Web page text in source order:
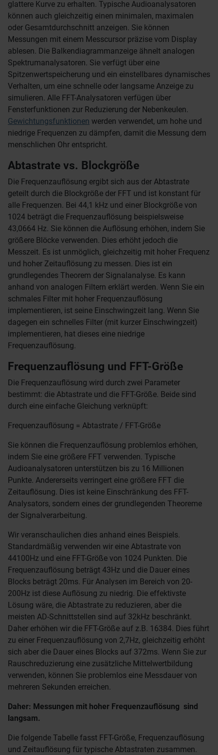
glattere Kurve zu erhalten. Typische Audioanalysatoren
können auch gleichzeitig einen minimalen, maximalen
oder Gesamtdurchschnitt anzeigen. Sie können
Messungen mit einem Messcursor präzise vom Display
ablesen. Die Balkendiagrammanzeige ähnelt analogen
Spektrumanalysatoren. Sie verfügt über eine
Spitzenwertspeicherung und ein einstellbares dynamisches
Verhalten, um eine schnelle oder langsame Anzeige zu
simulieren. Alle FFT-Analysatoren verfügen über
Fensterfunktionen zur Reduzierung der Nebenkeulen.
Gewichtungsfunktionen werden verwendet, um hohe und
niedrige Frequenzen zu dämpfen, damit die Messung dem
menschlichen Ohr entspricht.
Abtastrate vs. Blockgröße
Die Frequenzauflösung ergibt sich aus der Abtastrate
geteilt durch die Blockgröße der FFT und ist konstant für
alle Frequenzen. Bei 44,1 kHz und einer Blockgröße von
1024 beträgt die Frequenzauflösung beispielsweise
43,0664 Hz. Sie können die Auflösung erhöhen, indem Sie
größere Blöcke verwenden. Dies erhöht jedoch die
Messzeit. Es ist unmöglich, gleichzeitig mit hoher Frequenz
und hoher Zeitauflösung zu messen. Dies ist ein
grundlegendes Theorem der Signalanalyse. Es kann
anhand von analogen Filtern erklärt werden. Wenn Sie ein
schmales Filter mit hoher Frequenzauflösung
implementieren, ist seine Einschwingzeit lang. Wenn Sie
dagegen ein schnelles Filter (mit kurzer Einschwingzeit)
implementieren, hat dieses eine niedrige
Frequenzauflösung.
Frequenzauflösung und FFT-Größe
Die Frequenzauflösung wird durch zwei Parameter
bestimmt: die Abtastrate und die FFT-Größe. Beide sind
durch eine einfache Gleichung verknüpft:
Frequenzauflösung = Abtastrate / FFT-Größe
Sie können die Frequenzauflösung problemlos erhöhen,
indem Sie eine größere FFT verwenden. Typische
Audioanalysatoren unterstützen bis zu 16 Millionen
Punkte. Andererseits verringert eine größere FFT die
Zeitauflösung. Dies ist keine Einschränkung des FFT-
Analysators, sondern eines der grundlegenden Theoreme
der Signalverarbeitung.
Wir veranschaulichen dies anhand eines Beispiels.
Standardmäßig verwenden wir eine Abtastrate von
44100Hz und eine FFT-Größe von 1024 Punkten. Die
Frequenzauflösung beträgt 43Hz und die Dauer eines
Blocks beträgt 20ms. Für Analysen im Bereich von 20-
200Hz ist diese Auflösung zu niedrig. Die effektivste
Lösung wäre, die Abtastrate zu reduzieren, aber die
meisten AD-Schnittstellen sind auf 32kHz beschränkt.
Daher erhöhen wir die FFT-Größe auf z.B. 16384. Dies führt
zu einer Frequenzauflösung von 2,7Hz, gleichzeitig erhöht
sich aber die Dauer eines Blocks auf 372ms. Wenn Sie zur
Rauschreduzierung eine zusätzliche Mittelwertbildung
verwenden, können Sie problemlos eine Messdauer von
mehreren Sekunden erreichen.
Daher: Messungen mit hoher Frequenzauflösung sind
langsam.
Die folgende Tabelle fasst FFT-Größe, Frequenzauflösung
und Zeitauflösung für typische Abtastraten zusammen.